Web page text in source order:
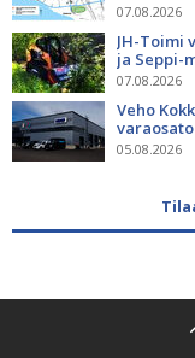
07.08.2026
JH-Toimi
ja Seppi-
07.08.2026
Veho
05.08.2026